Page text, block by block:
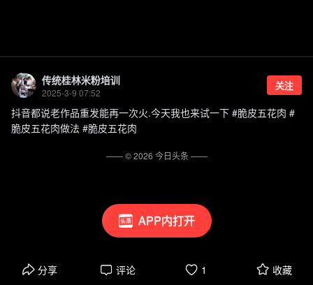
APP内打开
传统桂林米粉培训
2025-3-9 07:52
关注
抖音都说老作品重发能再一次火.今天我也来试一下 #脆皮五花肉 #
脆皮五花肉做法 #脆皮五花肉
分享 评论 1 收藏
—— ©2026 今日头条——